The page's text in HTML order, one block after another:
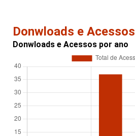
Donwloads e Acessos
Donwloads e Acessos por ano